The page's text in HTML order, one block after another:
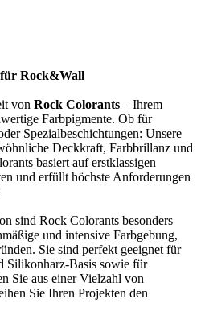
Rock&Wall
von Rock Colorants – Ihrem
Farbpigmente. Ob für
Spezialbeschichtungen: Unsere
Deckkraft, Farbbrillanz und
basiert auf erstklassigen
und erfüllt höchste Anforderungen
sind Rock Colorants besonders
und intensive Farbgebung,
Sie sind perfekt geeignet für
Silikonharz-Basis sowie für
Sie aus einer Vielzahl von
Sie Ihren Projekten den